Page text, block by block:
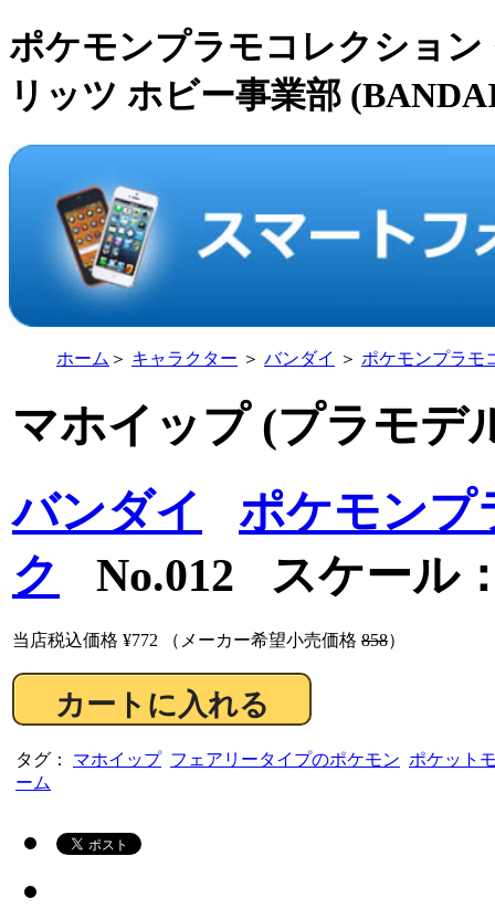
ポケモンプラモコレクショ
リッツ ホビー事業部
ホーム ＞ キャラクター ＞ バンダイ ＞ ポケモンプラモ
マホイップ (プラモデ
バンダイ
ポケモンプ
ク
No.012 スケール
当店税込価格 ¥772 （メーカー希望小売価格 858）
タグ： マホイップ フェアリータイプのポケモン ポケット
ーム